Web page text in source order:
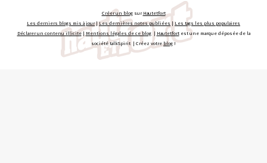
Créer un blogsur Hautetfort
Les derniers blogs mis à jour|Les dernières notes publiées |Les tags les plus populaires
Déclarer un contenu illicite| Mentions légales de ce blog| Hautetfortest une marque déposée de la
société talkSpirit | Créez votreblog !